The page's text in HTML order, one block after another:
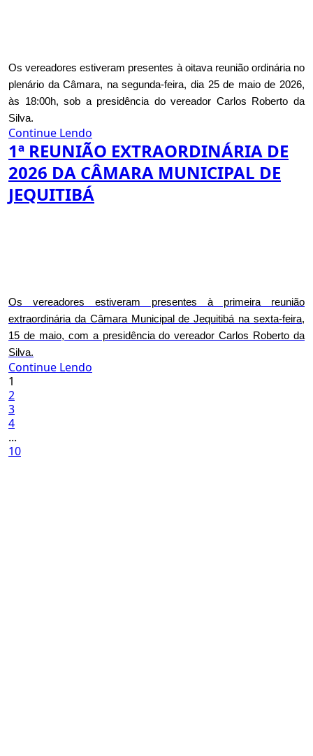
Os vereadores estiveram presentes à oitava reunião ordinária no
plenário da Câmara, na segunda-feira, dia 25 de maio de 2026,
às 18:00h, sob a presidência do vereador Carlos Roberto da
Silva.
Continue Lendo
1ª REUNIÃO EXTRAORDINÁRIA DE
2026 DA CÂMARA MUNICIPAL DE
JEQUITIBÁ
Os vereadores estiveram presentes à primeira reunião
extraordinária da Câmara Municipal de Jequitibá na sexta-feira,
15 de maio, com a presidência do vereador Carlos Roberto da
Silva.
Continue Lendo
1
2
3
4
...
10